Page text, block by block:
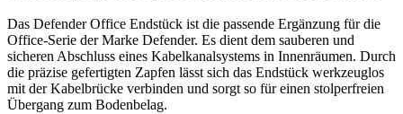
Das Defender Office Endstück ist die passende Ergänzung für die
Office-Serie der Marke Defender. Es dient dem sauberen und
sicheren Abschluss eines Kabelkanalsystems in Innenräumen. Durch
die präzise gefertigten Zapfen lässt sich das Endstück werkzeuglos
mit der Kabelbrücke verbinden und sorgt so für einen stolperfreien
Übergang zum Bodenbelag.